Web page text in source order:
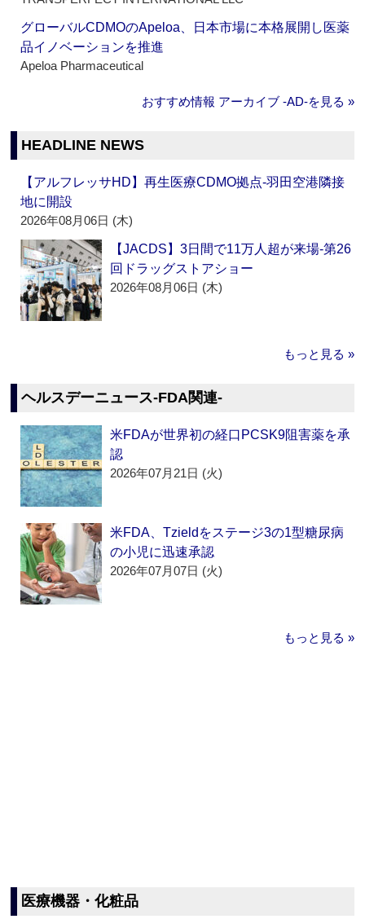
グローバルCDMOのApeloa、日本市場に本格展開し医薬
品イノベーションを推進
Apeloa Pharmaceutical
おすすめ情報 アーカイブ ‐AD‐を見る »
HEADLINE NEWS
【アルフレッサHD】再生医療CDMO拠点‐羽田空港隣接
地に開設
2026年08月06日 (木)
【JACDS】3日間で11万人超が来場‐第26
回ドラッグストアショー
2026年08月06日 (木)
もっと見る »
ヘルスデーニュース‐FDA関連‐
米FDAが世界初の経口PCSK9阻害薬を承
認
2026年07月21日 (火)
米FDA、Tzieldをステージ3の1型糖尿病
の小児に迅速承認
2026年07月07日 (火)
もっと見る »
医療機器・化粧品